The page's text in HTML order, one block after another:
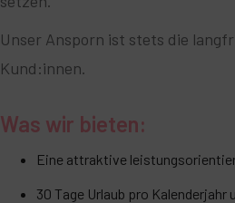
Unser Ansporn ist stets die
Kund:innen.
Was wir bieten:
Eine attraktive
30 Tage Urlaub pro